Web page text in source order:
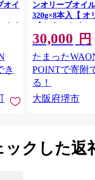
オイ
ペイ
き
ンオリーブオイ
320g×8本入【 オ
ブオイル オイル
ストラバージンオ
ブオイル エクス
バージン エキス
バージンオイル
料 高品質 ヘルシ
ラダ パスタ 洋食
おすすめ 送料無
30,000 円
たまった
POINTで寄附
る！
大阪府堺市
ックした返